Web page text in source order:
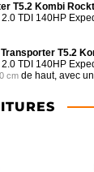
T5.2 Kombi
TDI 140HP
T5.2
TDI 140HP
cm de haut, avec